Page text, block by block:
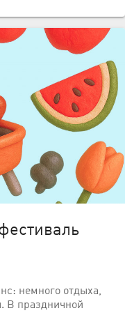
немного отдыха,
В праздничной